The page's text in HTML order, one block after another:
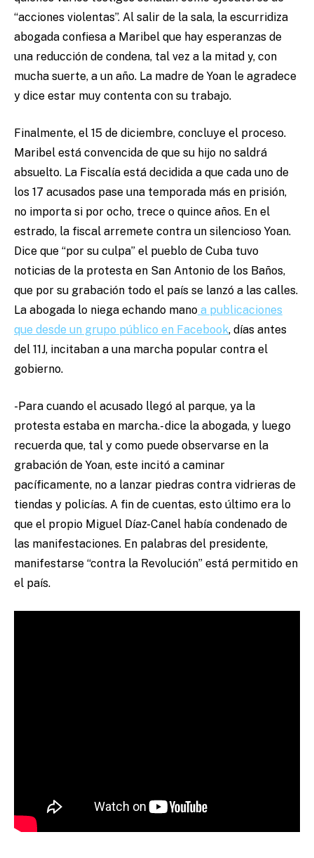
“acciones violentas”. Al salir de la sala, la escurridiza
abogada confiesa a Maribel que hay esperanzas de
una reducción de condena, tal vez a la mitad y, con
mucha suerte, a un año. La madre de Yoan le agradece
y dice estar muy contenta con su trabajo.
Finalmente, el 15 de diciembre, concluye el proceso.
Maribel está convencida de que su hijo no saldrá
absuelto. La Fiscalía está decidida a que cada uno de
los 17 acusados pase una temporada más en prisión,
no importa si por ocho, trece o quince años. En el
estrado, la fiscal arremete contra un silencioso Yoan.
Dice que “por su culpa” el pueblo de Cuba tuvo
noticias de la protesta en San Antonio de los Baños,
que por su grabación todo el país se lanzó a las calles.
La abogada lo niega echando mano a publicaciones
que desde un grupo público en Facebook, días antes
del 11J, incitaban a una marcha popular contra el
gobierno.
-Para cuando el acusado llegó al parque, ya la
protesta estaba en marcha.- dice la abogada, y luego
recuerda que, tal y como puede observarse en la
grabación de Yoan, este incitó a caminar
pacíficamente, no a lanzar piedras contra vidrieras de
tiendas y policías. A fin de cuentas, esto último era lo
que el propio Miguel Díaz-Canel había condenado de
las manifestaciones. En palabras del presidente,
manifestarse “contra la Revolución” está permitido en
el país.